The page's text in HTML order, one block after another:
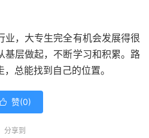
业，大专生完全有机会发展得很
基层做起，不断学习和积累。路
总能找到自己的位置。
赞(0)
分享到